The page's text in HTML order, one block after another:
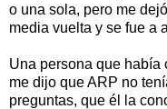
o una sola, pero me
media vuelta y se fue a
Una persona que había
me dijo que ARP no
preguntas, que él la